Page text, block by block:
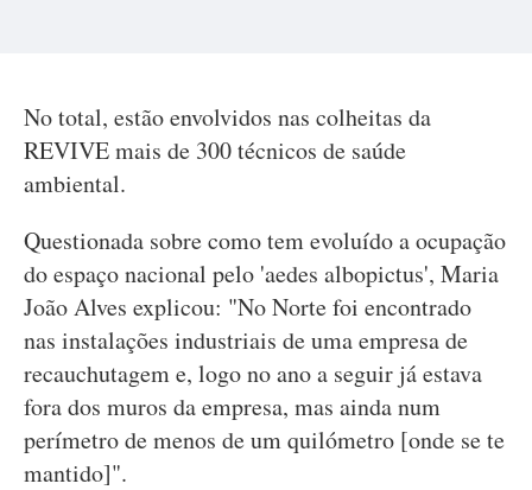
No total, estão envolvidos nas colheitas da
REVIVE mais de 300 técnicos de saúde
ambiental.
Questionada sobre como tem evoluído a ocupação
do espaço nacional pelo 'aedes albopictus', Maria
João Alves explicou: "No Norte foi encontrado
nas instalações industriais de uma empresa de
recauchutagem e, logo no ano a seguir já estava
fora dos muros da empresa, mas ainda num
perímetro de menos de um quilómetro [onde se te
mantido]".